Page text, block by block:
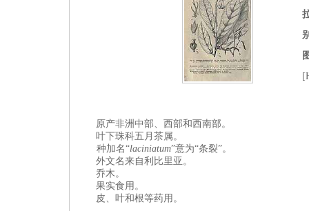
原产非洲中部、西部和西南部。
叶下珠科五月茶属。
种加名“laciniatum”意为“条裂”。
外文名来自利比里亚。
乔木。
果实食用。
皮、叶和根等药用。